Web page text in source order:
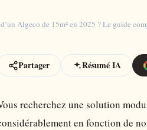
Algeco de 15m² en 2025 ? Le guide
Partager Résumé IA
recherchez une solution
en fonction de